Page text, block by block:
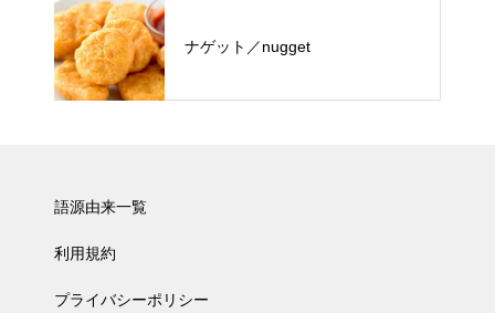
ナゲット／nugget
語源由来一覧
利用規約
プライバシーポリシー